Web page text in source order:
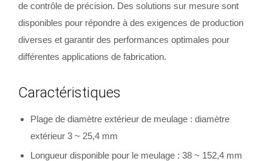
de contrôle de précision. Des solutions sur mesure sont
disponibles pour répondre à des exigences de production
diverses et garantir des performances optimales pour
différentes applications de fabrication.
Caractéristiques
Plage de diamètre extérieur de meulage : diamètre
extérieur 3 ~ 25,4 mm
Longueur disponible pour le meulage : 38 ~ 152,4 mm